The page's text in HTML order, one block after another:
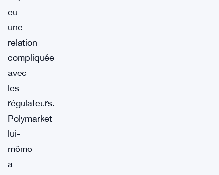
eu
une
relation
compliquée
avec
les
régulateurs.
Polymarket
lui-
même
a